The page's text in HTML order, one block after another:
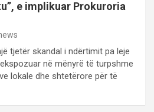
e implikuar Prokuroria
tjetër skandal i ndërtimit pa leje
në mënyrë të turpshme
lokale dhe shtetërore për të